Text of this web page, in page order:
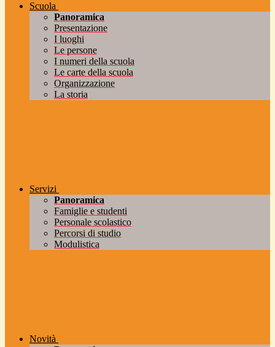
Scuola
Panoramica
Presentazione
I luoghi
Le persone
I numeri della scuola
Le carte della scuola
Organizzazione
La storia
Servizi
Panoramica
Famiglie e studenti
Personale scolastico
Percorsi di studio
Modulistica
Novità